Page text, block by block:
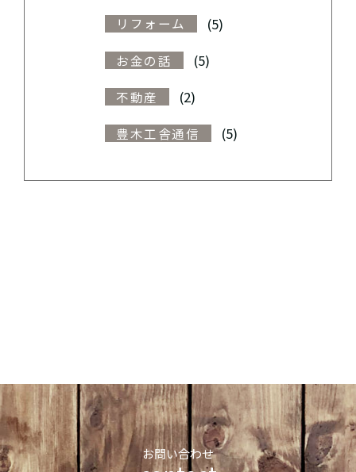
リフォーム (5)
お金の話 (5)
不動産 (2)
豊木工舎通信 (5)
お問い合わせ